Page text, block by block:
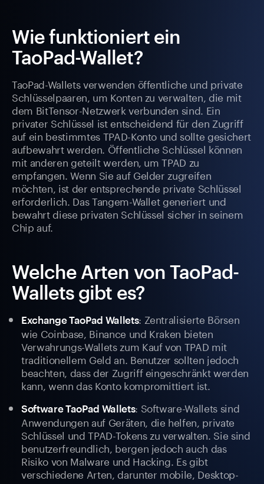
Wie funktioniert ein
TaoPad-Wallet?
TaoPad-Wallets verwenden öffentliche und private
Schlüsselpaaren, um Konten zu verwalten, die mit
dem BitTensor-Netzwerk verbunden sind. Ein
privater Schlüssel ist entscheidend für den Zugriff
auf ein bestimmtes TPAD-Konto und sollte gesichert
aufbewahrt werden. Öffentliche Schlüssel können
mit anderen geteilt werden, um TPAD zu
empfangen. Wenn Sie auf Gelder zugreifen
möchten, ist der entsprechende private Schlüssel
erforderlich. Das Tangem-Wallet generiert und
bewahrt diese privaten Schlüssel sicher in seinem
Chip auf.
Welche Arten von TaoPad-
Wallets gibt es?
Exchange TaoPad Wallets: Zentralisierte Börsen
wie Coinbase, Binance und Kraken bieten
Verwahrungs-Wallets zum Kauf von TPAD mit
traditionellem Geld an. Benutzer sollten jedoch
beachten, dass der Zugriff eingeschränkt werden
kann, wenn das Konto kompromittiert ist.
Software TaoPad Wallets: Software-Wallets sind
Anwendungen auf Geräten, die helfen, private
Schlüssel und TPAD-Tokens zu verwalten. Sie sind
benutzerfreundlich, bergen jedoch auch das
Risiko von Malware und Hacking. Es gibt
verschiedene Arten, darunter mobile, Desktop-